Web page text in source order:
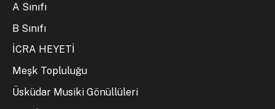
A Sınıfı
B Sınıfı
İCRA HEYETİ
Meşk Topluluğu
Üsküdar Musiki Gönüllüleri